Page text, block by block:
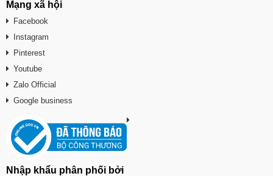
Mạng xã hội
Facebook
Instagram
Pinterest
Youtube
Zalo Official
Google business
Nhập khẩu phân phối bởi